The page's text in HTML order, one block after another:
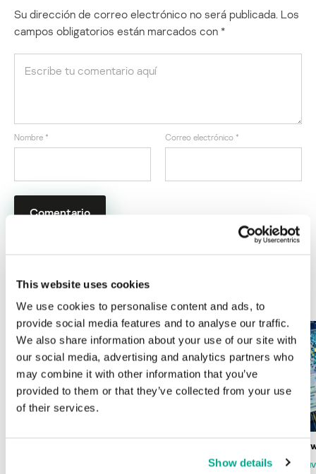
This website uses cookies
We use cookies to personalise content and ads, to
provide social media features and to analyse our traffic.
We also share information about your use of our site with
our social media, advertising and analytics partners who
may combine it with other information that you’ve
provided to them or that they’ve collected from your use
of their services.
Show details
Su dirección de correo electrónico no será publicada. Los
campos obligatorios están marcados con *
Nombre * Correo electrónico *
ÚLTIMAS PUBLICACIONES
Estado del
FABIO ASSOLINI
MARC